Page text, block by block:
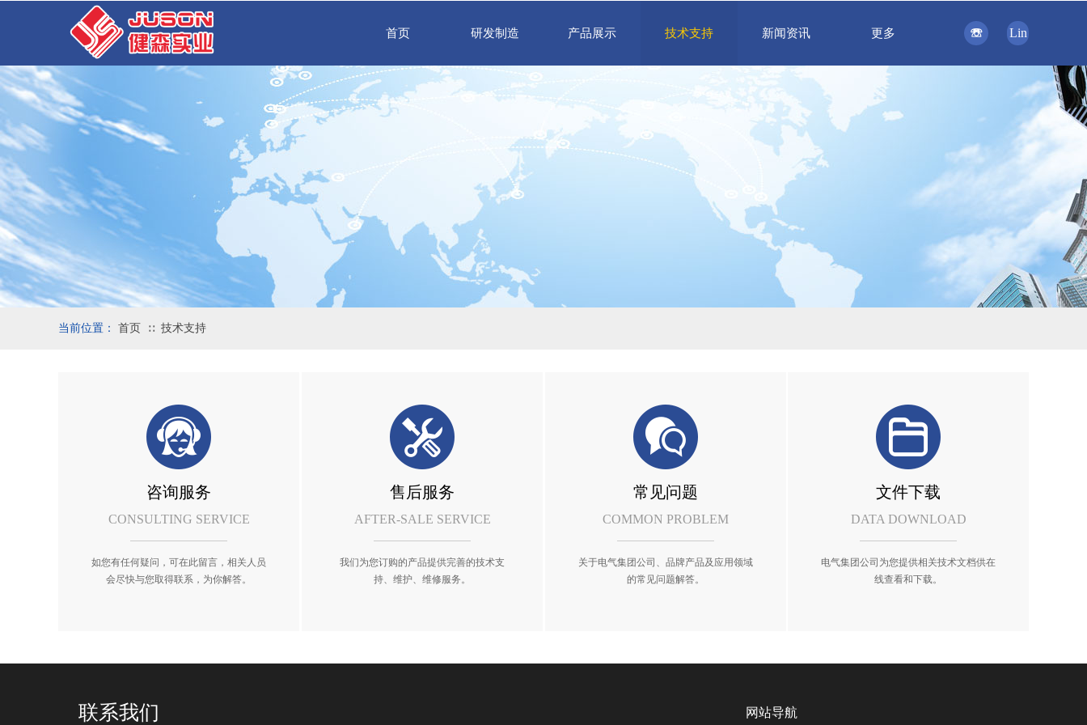
☏
首页 研发制造 产品展示 技术支持 新闻资讯 更多 Lin
首页 ∷ 技术支持
当前位置：
咨询服务 售后服务
DATA DOWNLOAD
关于电气集团公司、品牌产品及应用领域
的常见问题解答。
电气集团公司为您提供相关技术文档供在
线查看和下载。
COMMON PROBLEM
如您有任何疑问，可在此留言，相关人员
会尽快与您取得联系，为你解答。
CONSULTING SERVICE
我们为您订购的产品提供完善的技术支
持、维护、维修服务。
文件下载
常见问题
AFTER-SALE SERVICE
网站导航
联系我们